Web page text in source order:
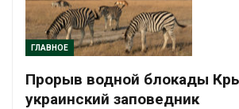
ГЛАВНОЕ
Прорыв водной блокады
украинский заповедник